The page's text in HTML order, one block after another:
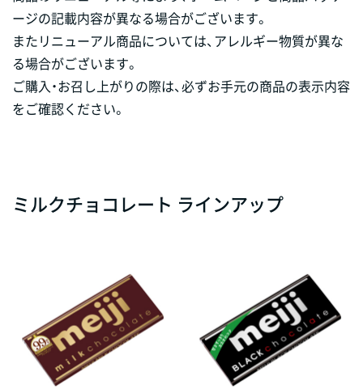
ージの記載内容が異なる場合がございます。
またリニューアル商品については、アレルギー物質が異な
る場合がございます。
ご購入・お召し上がりの際は、必ずお手元の商品の表示内容
をご確認ください。
ミルクチョコレート ラインアップ